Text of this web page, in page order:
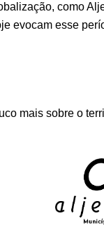
como
evocam esse
mais sobre o